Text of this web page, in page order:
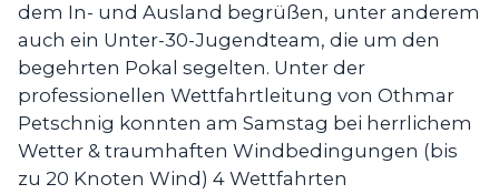
dem In- und Ausland begrüßen, unter anderem
auch ein Unter-30-Jugendteam, die um den
begehrten Pokal segelten. Unter der
professionellen Wettfahrtleitung von Othmar
Petschnig konnten am Samstag bei herrlichem
Wetter & traumhaften Windbedingungen (bis
zu 20 Knoten Wind) 4 Wettfahrten